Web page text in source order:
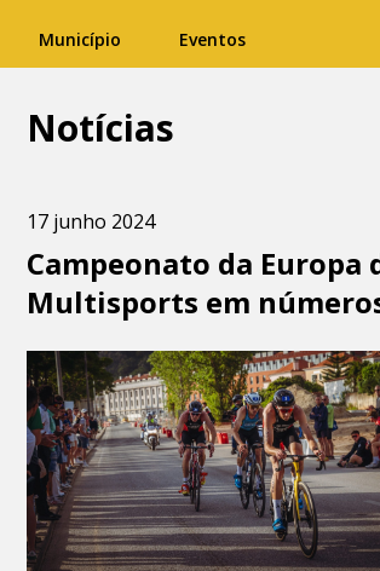
Município Eventos
Notícias
17 junho 2024
Campeonato da Europa
Multisports em